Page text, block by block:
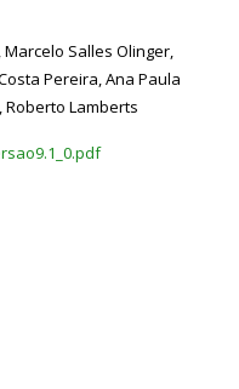
Marcelo Salles Olinger,
Pereira, Ana Paula
Roberto Lamberts